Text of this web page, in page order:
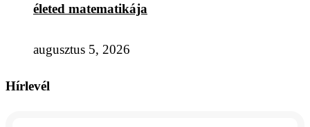
életed matematikája
augusztus 5, 2026
Hírlevél